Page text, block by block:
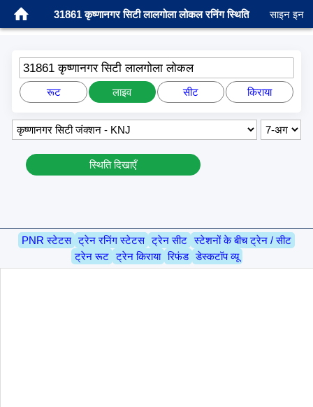
31861 कृष्णानगर सिटी लालगोला लोकल रनिंग स्थिति साइन इन
31861 कृष्णानगर सिटी लालगोला लोकल
रूट लाइव सीट किराया
स्थिति दिखाएँ
PNR स्टेटस ट्रेन रनिंग स्टेटस ट्रेन सीट स्टेशनों के बीच ट्रेन / सीट
ट्रेन रूट ट्रेन किराया रिफंड डेस्कटॉप व्यू